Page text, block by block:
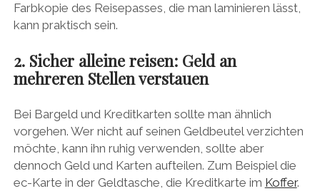
Farbkopie des Reisepasses, die man laminieren lässt,
kann praktisch sein.
2. Sicher alleine reisen: Geld an
mehreren Stellen verstauen
Bei Bargeld und Kreditkarten sollte man ähnlich
vorgehen. Wer nicht auf seinen Geldbeutel verzichten
möchte, kann ihn ruhig verwenden, sollte aber
dennoch Geld und Karten aufteilen. Zum Beispiel die
ec-Karte in der Geldtasche, die Kreditkarte im Koffer.